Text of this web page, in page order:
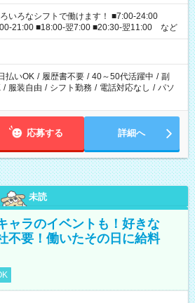
いろなシフトで働けます！ ■7:00-24:00
21:00 ■18:00-翌7:00 ■20:30-翌11:00 など
払いOK / 履歴書不要 / 40～50代活躍中 / 副
/ 服装自由 / シフト勤務 / 電話対応なし / パソ
応募する 詳細へ
未読
ャラのイベントも！好きな
不要！働いたその日に給料